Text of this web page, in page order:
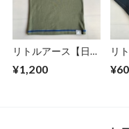
リトルアース【日本
製】 We love
LittleEARTHランニ
¥1,200
リ
本
キ